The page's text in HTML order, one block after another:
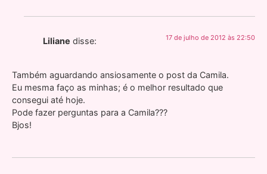
Liliane disse: 17 de julho de 2012 às 22:50
Também aguardando ansiosamente o post da Camila.
Eu mesma faço as minhas; é o melhor resultado que
consegui até hoje.
Pode fazer perguntas para a Camila???
Bjos!